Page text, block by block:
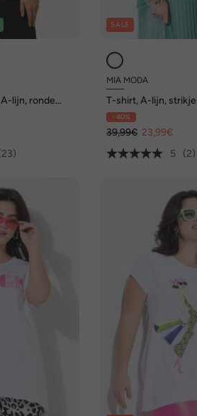
lijn, ronde
SALE
MIA MODA
T-shirt, A-lijn,
sierkraaltjes
- 40%
39,99€ 23,99€
5
(2)